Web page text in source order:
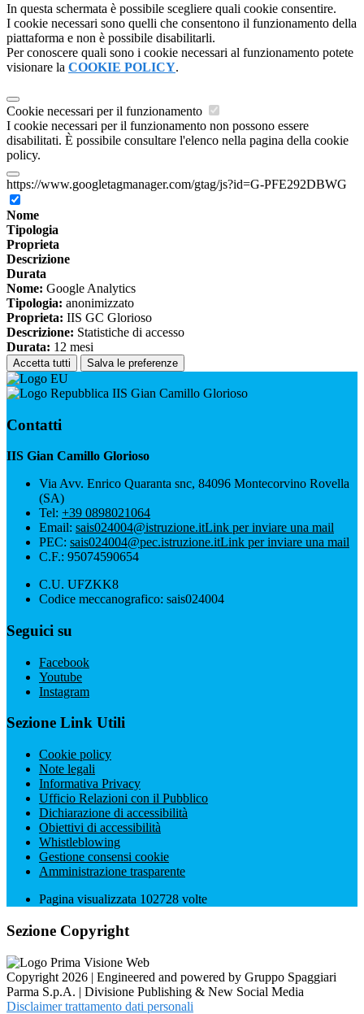
In questa schermata è possibile scegliere quali cookie consentire.
I cookie necessari sono quelli che consentono il funzionamento della
piattaforma e non è possibile disabilitarli.
Per conoscere quali sono i cookie necessari al funzionamento potete
visionare la COOKIE POLICY.
Cookie necessari per il funzionamento
I cookie necessari per il funzionamento non possono essere
disabilitati. È possibile consultare l'elenco nella pagina della cookie
policy.
https://www.googletagmanager.com/gtag/js?id=G-PFE292DBWG
Nome
Tipologia
Proprieta
Descrizione
Durata
Nome: Google Analytics
Tipologia: anonimizzato
Proprieta: IIS GC Glorioso
Descrizione: Statistiche di accesso
Durata: 12 mesi
Accetta tutti Salva le preferenze
IIS Gian Camillo Glorioso
Contatti
IIS Gian Camillo Glorioso
Via Avv. Enrico Quaranta snc, 84096 Montecorvino Rovella
(SA)
Tel: +39 0898021064
Email: sais024004@istruzione.itLink per inviare una mail
PEC: sais024004@pec.istruzione.itLink per inviare una mail
C.F.: 95074590654
C.U. UFZKK8
Codice meccanografico: sais024004
Seguici su
Facebook
Youtube
Instagram
Sezione Link Utili
Cookie policy
Note legali
Informativa Privacy
Ufficio Relazioni con il Pubblico
Dichiarazione di accessibilità
Obiettivi di accessibilità
Whistleblowing
Gestione consensi cookie
Amministrazione trasparente
Pagina visualizzata 102728 volte
Sezione Copyright
Copyright 2026 | Engineered and powered by Gruppo Spaggiari
Parma S.p.A. | Divisione Publishing & New Social Media
Disclaimer trattamento dati personali